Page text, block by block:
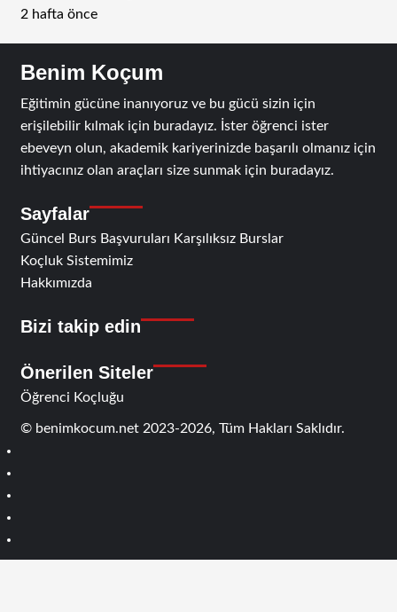
2 hafta önce
Benim Koçum
Eğitimin gücüne inanıyoruz ve bu gücü sizin için
erişilebilir kılmak için buradayız. İster öğrenci ister
ebeveyn olun, akademik kariyerinizde başarılı olmanız için
ihtiyacınız olan araçları size sunmak için buradayız.
Sayfalar
Güncel Burs Başvuruları Karşılıksız Burslar
Koçluk Sistemimiz
Hakkımızda
Bizi takip edin
Önerilen Siteler
Öğrenci Koçluğu
© benimkocum.net 2023-2026, Tüm Hakları Saklıdır.